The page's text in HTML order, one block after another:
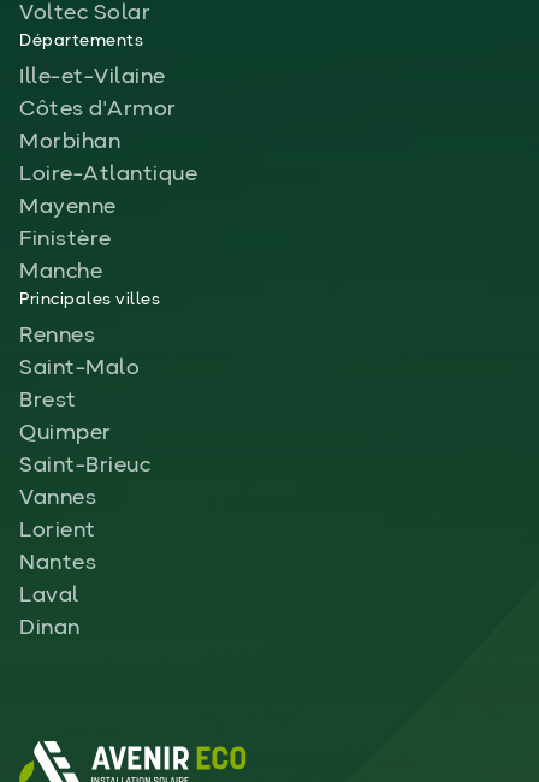
Voltec Solar
Départements
Ille-et-Vilaine
Côtes d'Armor
Morbihan
Loire-Atlantique
Mayenne
Finistère
Manche
Principales villes
Rennes
Saint-Malo
Brest
Quimper
Saint-Brieuc
Vannes
Lorient
Nantes
Laval
Dinan